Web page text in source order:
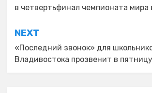
записям
в четвертьфинал чемпионата мира
NEXT
«Последний звонок» для
Владивостока прозвенит в